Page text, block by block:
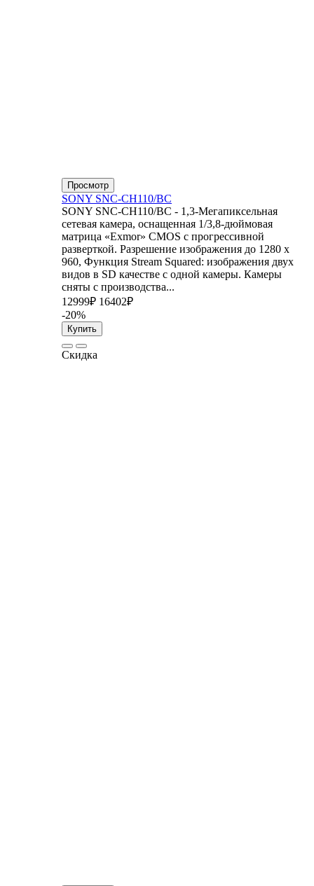
Просмотр
SONY SNC-CH110/BC
SONY SNC-CH110/BC - 1,3-Мегапиксельная
сетевая камера, оснащенная 1/3,8-дюймовая
матрица «Exmor» CMOS с прогрессивной
разверткой. Разрешение изображения до 1280 x
960, Функция Stream Squared: изображения двух
видов в SD качестве с одной камеры. Камеры
сняты с производства...
12999₽ 16402₽
-20%
Купить
Скидка